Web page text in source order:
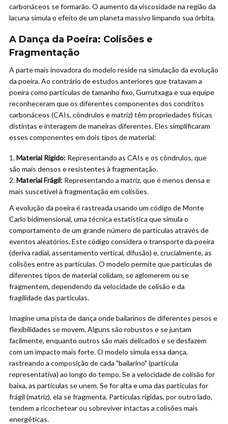
carbonáceos se formarão. O aumento da viscosidade na região da
lacuna simula o efeito de um planeta massivo limpando sua órbita.
A Dança da Poeira: Colisões e
Fragmentação
A parte mais inovadora do modelo reside na simulação da evolução
da poeira. Ao contrário de estudos anteriores que tratavam a
poeira como partículas de tamanho fixo, Gurrutxaga e sua equipe
reconheceram que os diferentes componentes dos condritos
carbonáceos (CAIs, côndrulos e matriz) têm propriedades físicas
distintas e interagem de maneiras diferentes. Eles simplificaram
esses componentes em dois tipos de material:
Material Rígido: Representando as CAIs e os côndrulos, que
são mais densos e resistentes à fragmentação.
Material Frágil: Representando a matriz, que é menos densa e
mais suscetível à fragmentação em colisões.
A evolução da poeira é rastreada usando um código de Monte
Carlo bidimensional, uma técnica estatística que simula o
comportamento de um grande número de partículas através de
eventos aleatórios. Este código considera o transporte da poeira
(deriva radial, assentamento vertical, difusão) e, crucialmente, as
colisões entre as partículas. O modelo permite que partículas de
diferentes tipos de material colidam, se aglomerem ou se
fragmentem, dependendo da velocidade de colisão e da
fragilidade das partículas.
Imagine uma pista de dança onde bailarinos de diferentes pesos e
flexibilidades se movem. Alguns são robustos e se juntam
facilmente, enquanto outros são mais delicados e se desfazem
com um impacto mais forte. O modelo simula essa dança,
rastreando a composição de cada "bailarino" (partícula
representativa) ao longo do tempo. Se a velocidade de colisão for
baixa, as partículas se unem. Se for alta e uma das partículas for
frágil (matriz), ela se fragmenta. Partículas rígidas, por outro lado,
tendem a ricochetear ou sobreviver intactas a colisões mais
energéticas.